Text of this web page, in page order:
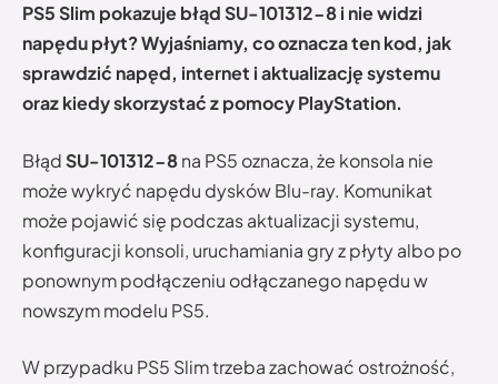
PS5 Slim pokazuje błąd SU-101312-8 i nie widzi
napędu płyt? Wyjaśniamy, co oznacza ten kod, jak
sprawdzić napęd, internet i aktualizację systemu
oraz kiedy skorzystać z pomocy PlayStation.
BłądSU-101312-8na PS5 oznacza, że konsola nie
może wykryć napędu dysków Blu-ray. Komunikat
może pojawić się podczas aktualizacji systemu,
konfiguracji konsoli, uruchamiania gry z płyty albo po
ponownym podłączeniu odłączanego napędu w
nowszym modelu PS5.
W przypadku PS5 Slim trzeba zachować ostrożność,